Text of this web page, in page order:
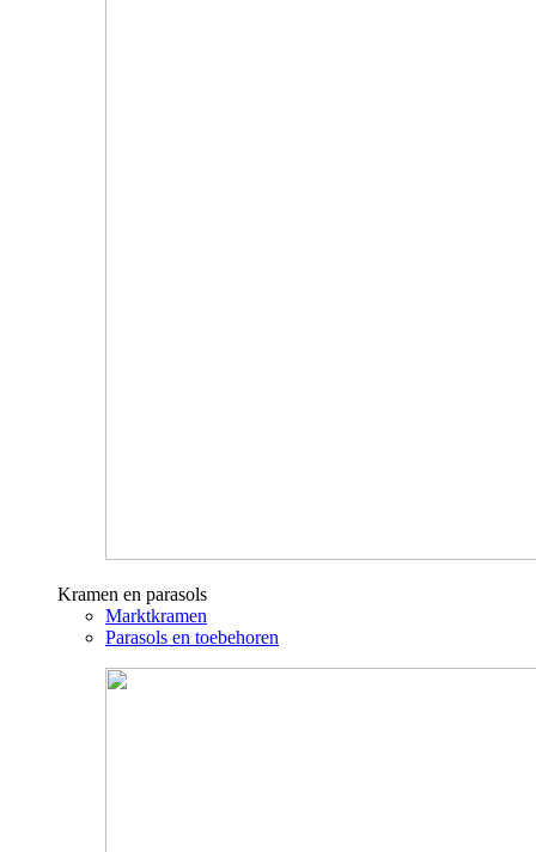
Kramen en parasols
Marktkramen
Parasols en toebehoren